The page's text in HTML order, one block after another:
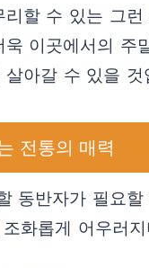
할 수 있는 그
이곳에서의
아갈 수 있을 것
전통의 매력
동반자가 필요
화롭게 어우러